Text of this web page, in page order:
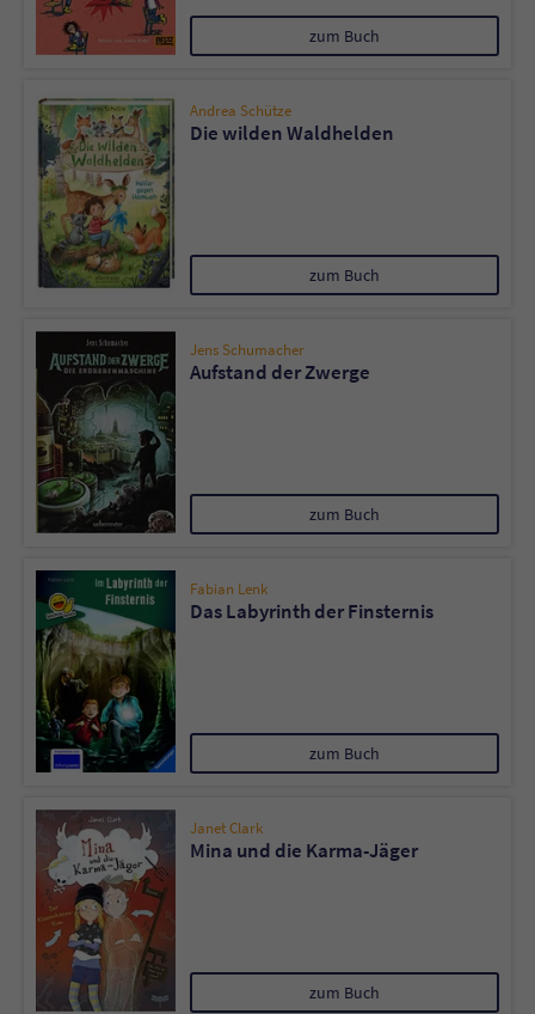
zum Buch
Andrea Schütze
Die wilden Waldhelden
zum Buch
Jens Schumacher
Aufstand der Zwerge
zum Buch
Fabian Lenk
Das Labyrinth der Finsternis
zum Buch
Janet Clark
Mina und die Karma-Jäger
zum Buch
Name tx_pwcomments_ahash
Anbieter Literatur-Couch Medien GmbH & Co. KG
Laufzeit 1 Jahr
Zweck Cookie für Kommentare einzelner Buchtitel
fe_typo_user
Anbieter Literatur-Couch Medien GmbH & Co. KG
Laufzeit Session
Zweck
Dieses Cookie gewährleistet die
Kommunikation der Webseite mit dem
Benutzer. Es wird benötigt um z. B. den
Sicherheitscode des Kontaktformulars zu
überprüfen.